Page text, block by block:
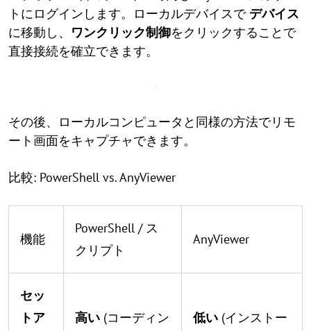
トにログインします。ローカルデバイスでデバイス
に移動し、 ワンクリック制御をクリックすることで
直接接続を確立できます。
その後、ローカルコンピュータと同様の方法でリモ
ート画面をキャプチャできます。
比較: PowerShell vs. AnyViewer
機能
PowerShell / ス
クリプト
AnyViewer
セッ
トア
高い (コーディン
低い (インストー